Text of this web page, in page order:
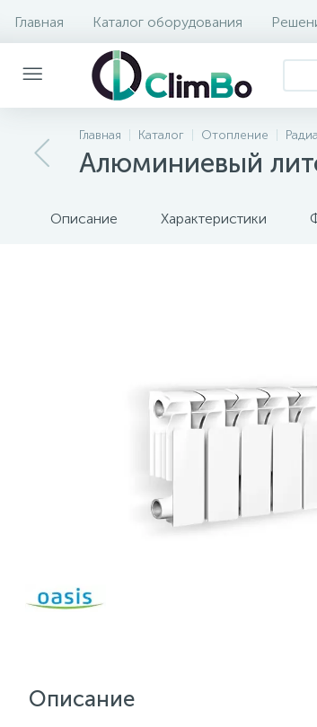
Главная Каталог оборудования
Главная Каталог Отопление
Алюминиевый
Описание Характеристики
Описание